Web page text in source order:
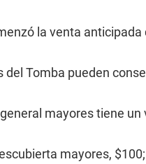
la venta
del Tomba pueden
mayores tiene un
mayores,